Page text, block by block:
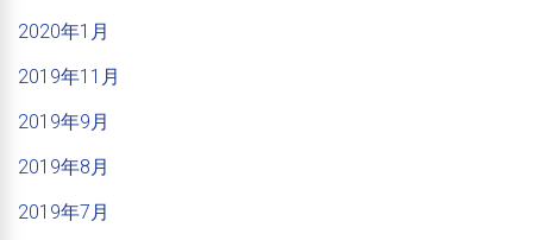
2020年1月
2019年11月
2019年9月
2019年8月
2019年7月